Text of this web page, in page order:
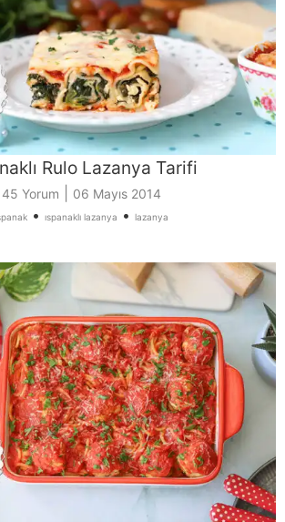
Rulo Lazanya Tarifi
45 Yorum 06 Mayıs 2014
• ıspanaklı lazanya • lazanya